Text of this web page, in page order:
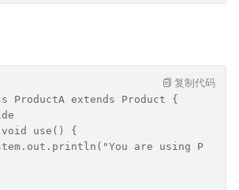
ProductA extends Product {
use() {
are using
复制代码